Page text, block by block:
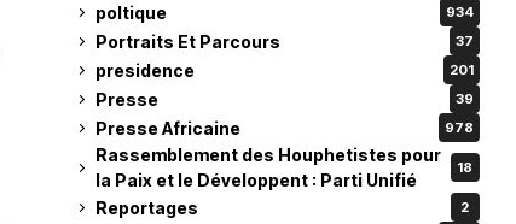
poltique 934
Portraits Et Parcours 37
presidence 201
Presse 39
Presse Africaine 978
Rassemblement des Houphetistes pour
la Paix et le Développent : Parti Unifié
18
Reportages 2